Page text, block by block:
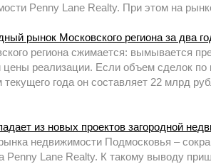
Penny Lane Realty. При этом на
рынок Московского региона за два
региона сжимается: вымывается
реализации. Если объем сделок
текущего года он составляет 22 млрд
из новых проектов загородной
недвижимости Подмосковья –
Lane Realty. К такому выводу